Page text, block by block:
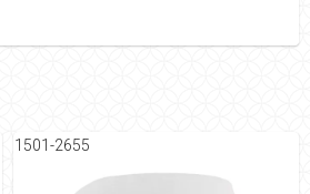
1501-2655